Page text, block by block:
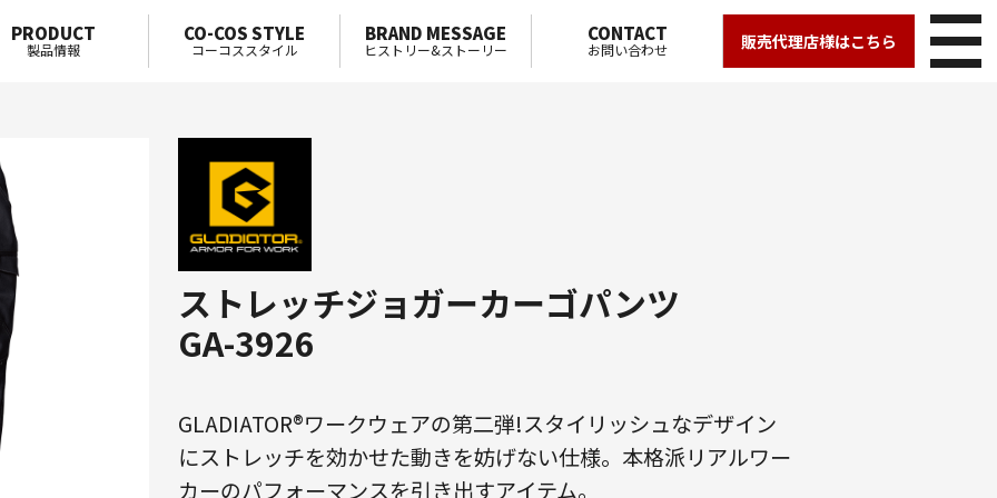
PRODUCT
製品情報
CO-COS STYLE
コーコススタイル
BRAND MESSAGE
ヒストリー&ストーリー
CONTACT
お問い合わせ 販売代理店様はこちら
ストレッチジョガーカーゴパンツ
GA-3926
GLADIATOR®ワークウェアの第二弾!スタイリッシュなデザイン
にストレッチを効かせた動きを妨げない仕様。本格派リアルワー
カーのパフォーマンスを引き出すアイテム。